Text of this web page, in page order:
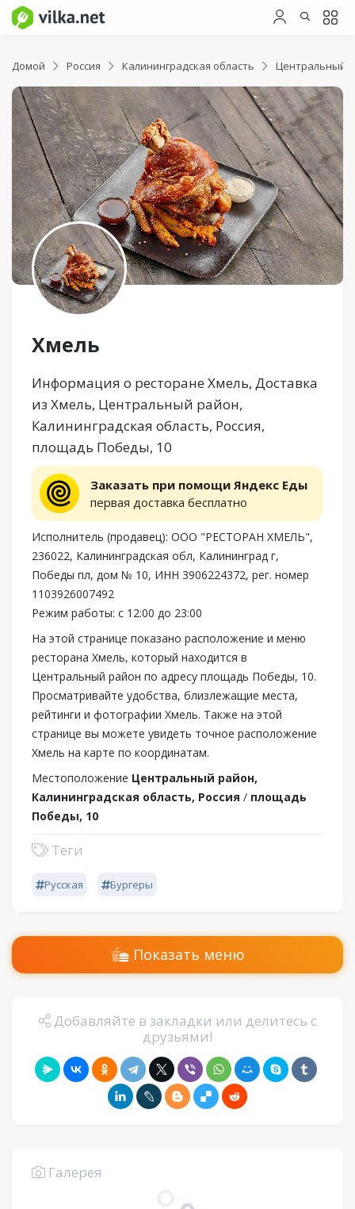
Домой Россия Калининградская область Центральный
Хмель
Информация о ресторане Хмель, Доставка
из Хмель, Центральный район,
Калининградская область, Россия,
площадь Победы, 10
Заказать при помощи Яндекс Еды
первая доставка бесплатно
Исполнитель (продавец): ООО "РЕСТОРАН ХМЕЛЬ",
236022, Калининградская обл, Калининград г,
Победы пл, дом № 10, ИНН 3906224372, рег. номер
1103926007492
Режим работы: с 12:00 до 23:00
На этой странице показано расположение и меню
ресторана Хмель, который находится в
Центральный район по адресу площадь Победы, 10.
Просматривайте удобства, близлежащие места,
рейтинги и фотографии Хмель. Также на этой
странице вы можете увидеть точное расположение
Хмель на карте по координатам.
Местоположение Центральный район,
Калининградская область, Россия / площадь
Победы, 10
Теги
Русская Бургеры
Показать меню
Добавляйте в закладки или делитесь с
друзьями!
Галерея